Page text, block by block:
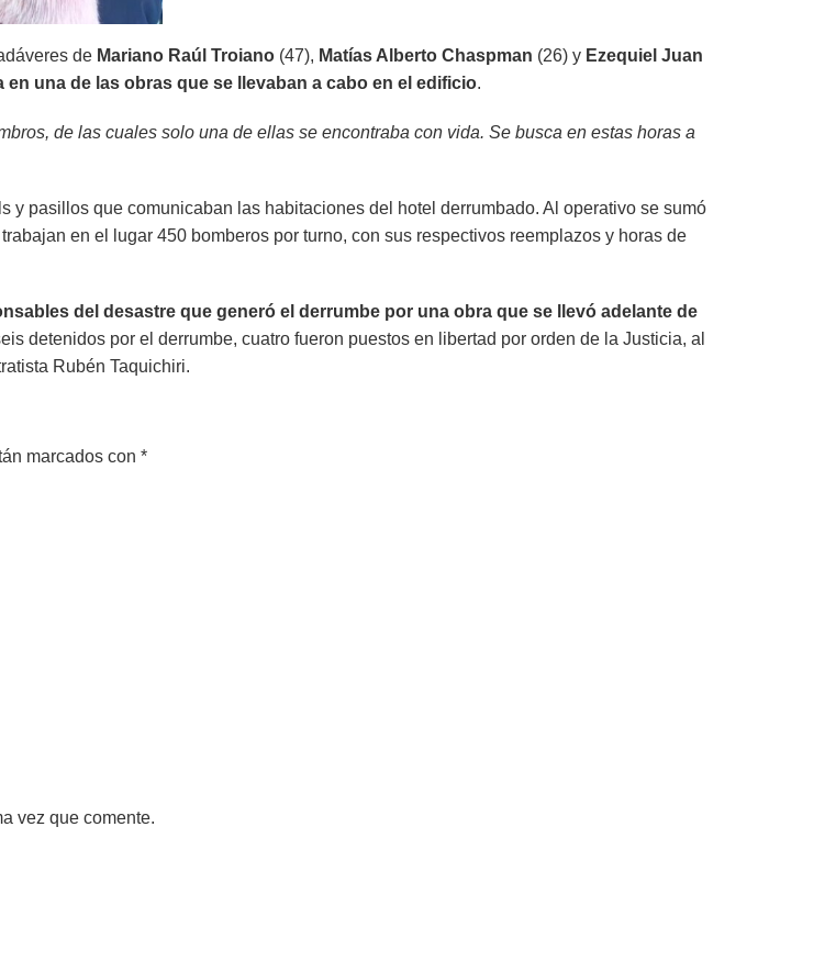
de Mariano Raúl Troiano (47), Matías Alberto Chaspman (26) y Ezequiel Juan
una de las obras que se llevaban a cabo en el edificio.
de las cuales solo una de ellas se encontraba con vida. Se busca en estas horas a
pasillos que comunicaban las habitaciones del hotel derrumbado. Al operativo se sumó
en el lugar 450 bomberos por turno, con sus respectivos reemplazos y horas de
del desastre que generó el derrumbe por una obra que se llevó adelante de
detenidos por el derrumbe, cuatro fueron puestos en libertad por orden de la Justicia, al
Rubén Taquichiri.
marcados con *
vez que comente.